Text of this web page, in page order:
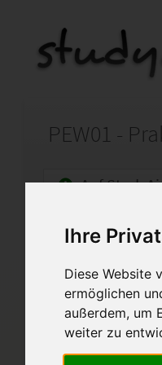
Ihre
Diese Website
ermöglichen
außerdem, um
weiter zu
Auf
Startseite